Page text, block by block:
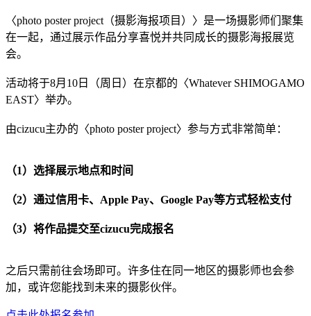
〈photo poster project（摄影海报项目）〉是一场摄影师们聚集
在一起，通过展示作品分享喜悦并共同成长的摄影海报展览
会。
活动将于8月10日（周日）在京都的〈Whatever SHIMOGAMO
EAST〉举办。
由cizucu主办的〈photo poster project〉参与方式非常简单：
（1）选择展示地点和时间
（2）通过信用卡、Apple Pay、Google Pay等方式轻松支付
（3）将作品提交至cizucu完成报名
之后只需前往会场即可。许多住在同一地区的摄影师也会参
加，或许您能找到未来的摄影伙伴。